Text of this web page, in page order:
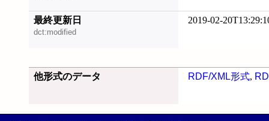
最終更新日
dct:modified
2019-02-
他形式のデータ RDF/XML形式,